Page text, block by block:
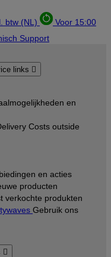
btw (NL)
Voor 15:00
Support
links 
en
Costs outside
en acties
producten
verkochte produkten
Gebruik ons
